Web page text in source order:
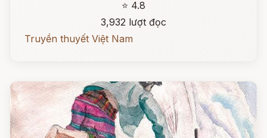
⭐ 4.8
3,932 lượt đọc
Truyền thuyết Việt Nam